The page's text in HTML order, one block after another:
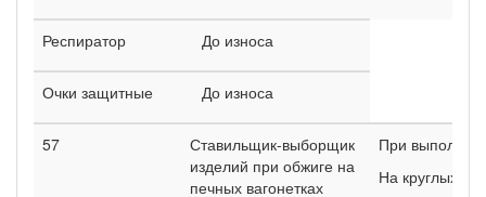
Респиратор До износа
Очки защитные До износа
57
Ставильщик-выборщик
изделий при обжиге на
печных вагонетках
При
На круглых